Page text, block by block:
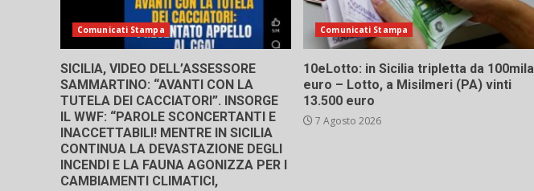
Comunicati Stampa
SICILIA, VIDEO DELL’ASSESSORE
SAMMARTINO: “AVANTI CON LA
TUTELA DEI CACCIATORI”. INSORGE
IL WWF: “PAROLE SCONCERTANTI E
INACCETTABILI! MENTRE IN SICILIA
CONTINUA LA DEVASTAZIONE DEGLI
INCENDI E LA FAUNA AGONIZZA PER I
CAMBIAMENTI CLIMATICI,
Comunicati Stampa
10eLotto: in Sicilia tripletta da 100mila
euro – Lotto, a Misilmeri (PA) vinti
13.500 euro
7 Agosto 2026